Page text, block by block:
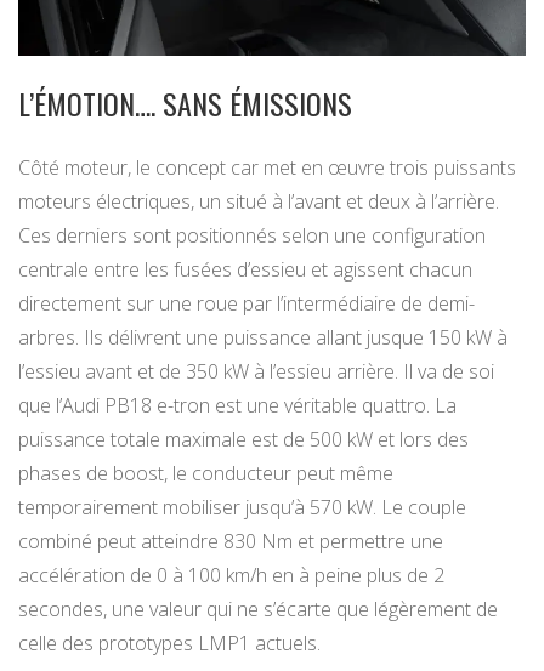
L’ÉMOTION…. SANS ÉMISSIONS
Côté moteur, le concept car met en œuvre trois puissants
moteurs électriques, un situé à l’avant et deux à l’arrière.
Ces derniers sont positionnés selon une configuration
centrale entre les fusées d’essieu et agissent chacun
directement sur une roue par l’intermédiaire de demi-
arbres. Ils délivrent une puissance allant jusque 150 kW à
l’essieu avant et de 350 kW à l’essieu arrière. Il va de soi
que l’Audi PB18 e-tron est une véritable quattro. La
puissance totale maximale est de 500 kW et lors des
phases de boost, le conducteur peut même
temporairement mobiliser jusqu’à 570 kW. Le couple
combiné peut atteindre 830 Nm et permettre une
accélération de 0 à 100 km/h en à peine plus de 2
secondes, une valeur qui ne s’écarte que légèrement de
celle des prototypes LMP1 actuels.